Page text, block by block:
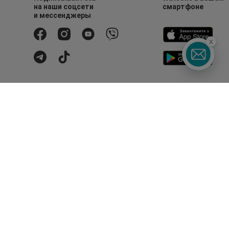
на наши соцсети
и мессенджеры
смартфоне
x